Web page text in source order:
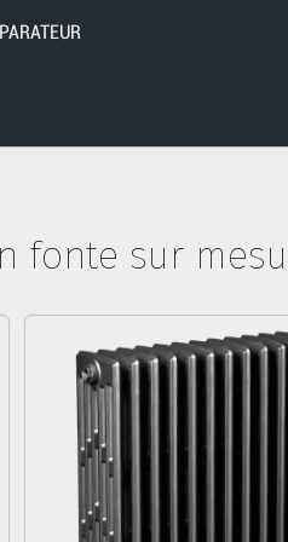
fonte sur